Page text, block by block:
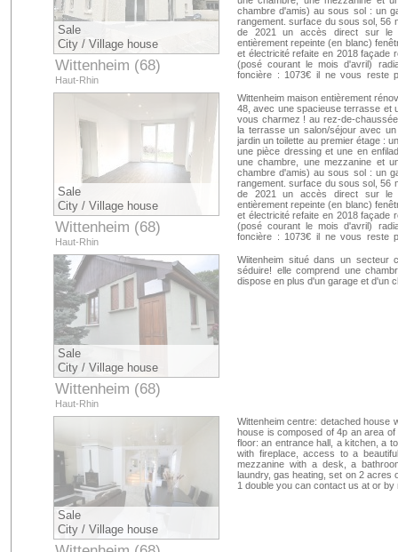
Sale
City / Village house
Wittenheim (68)
Haut-Rhin
chambre d'amis) au sous sol : un
rangement. surface du sous sol, 56
de 2021 un accès direct sur le
entièrement repeinte (en blanc)
et électricité refaite en 2018 façade
(posé courant le mois d'avril)
foncière : 1073€ il ne vous reste
avec, sylvia da silva au ou par mail
: 302 000€ honoraire agence : 17
acquéreur
Sale
City / Village house
Wittenheim (68)
Haut-Rhin
Wittenheim maison entièrement
48, avec une spacieuse terrasse et
vous charmez ! au rez-de-
la terrasse un salon/séjour avec
jardin un toilette au premier étage :
une pièce dressing et une en
une chambre, une mezzanine et
chambre d'amis) au sous sol : un
rangement. surface du sous sol, 56
de 2021 un accès direct sur le
entièrement repeinte (en blanc)
et électricité refaite en 2018 façade
(posé courant le mois d'avril)
foncière : 1073€ il ne vous reste
avec, sylvia da silva au ou par mail
: 302 000€ honoraire agence : 17
acquéreur
Sale
City / Village house
Wittenheim (68)
Haut-Rhin
Wiitenheim situé dans un secteur
séduire! elle comprend une
dispose en plus d'un garage et d'un
Sale
City / Village house
Wittenheim centre: detached house
house is composed of 4p an area
floor: an entrance hall, a kitchen, a
with fireplace, access to a
mezzanine with a desk, a
laundry, gas heating, set on 2 acres
1 double you can contact us at or by